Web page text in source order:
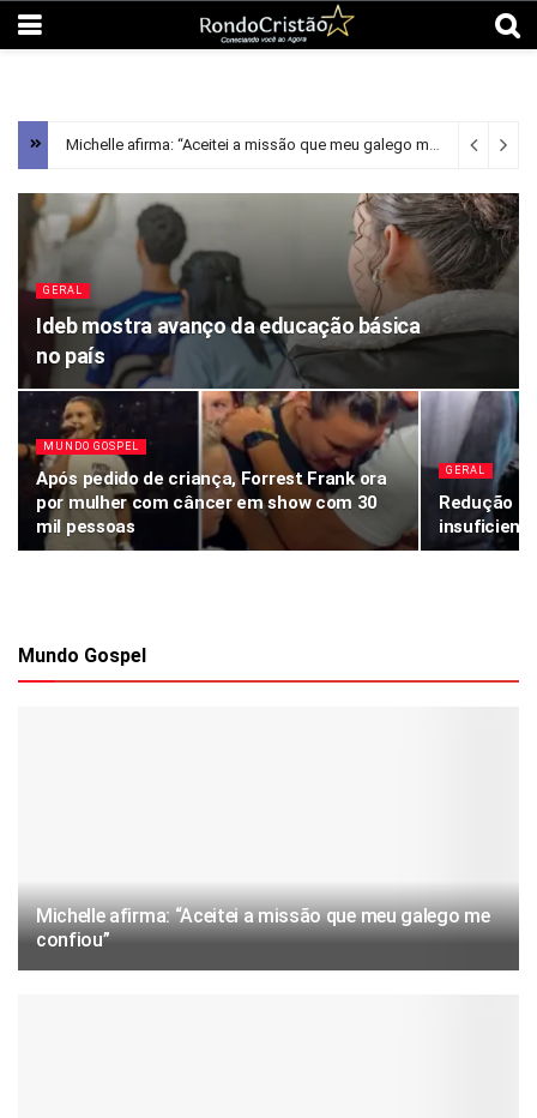
Michelle afirma: “Aceitei a missão que meu galego me confiou”
GERAL
Ideb mostra avanço da educação básica
no país
MUNDO GOSPEL
Após pedido de criança, Forrest Frank ora
por mulher com câncer em show com 30
mil pessoas
GERAL
Redução
Mundo Gospel
Michelle afirma: “Aceitei a missão que meu galego me
confiou”